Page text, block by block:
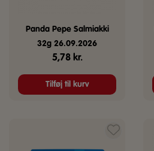
Panda Pepe Salmiakki
32g 26.09.2026
5,78 kr.
Tilføj til kurv